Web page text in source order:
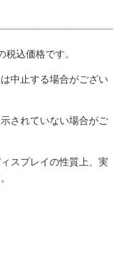
込価格です。
中止する場合がござい
されていない場合がご
スプレイの性質上、実